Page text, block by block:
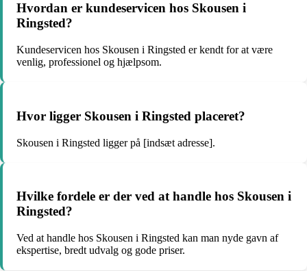
Hvordan er kundeservicen hos Skousen i
Ringsted?
Kundeservicen hos Skousen i Ringsted er kendt for at være
venlig, professionel og hjælpsom.
Hvor ligger Skousen i Ringsted placeret?
Skousen i Ringsted ligger på [indsæt adresse].
Hvilke fordele er der ved at handle hos Skousen i
Ringsted?
Ved at handle hos Skousen i Ringsted kan man nyde gavn af
ekspertise, bredt udvalg og gode priser.